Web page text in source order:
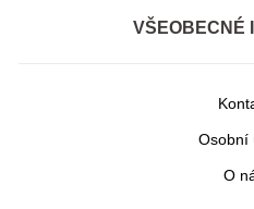
VŠEOBECNÉ
Osobní
O